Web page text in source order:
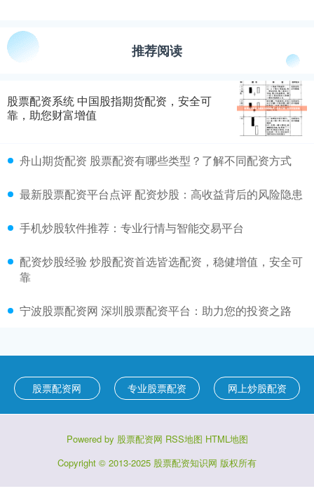
推荐阅读
股票配资系统 中国股指期货配资，安全可
靠，助您财富增值
舟山期货配资 股票配资有哪些类型？了解不同配资方式
最新股票配资平台点评 配资炒股：高收益背后的风险隐患
手机炒股软件推荐：专业行情与智能交易平台
配资炒股经验 炒股配资首选皆选配资，稳健增值，安全可
靠
宁波股票配资网 深圳股票配资平台：助力您的投资之路
股票配资网 专业股票配资 网上炒股配资
Powered by 股票配资网 RSS地图 HTML地图
Copyright © 2013-2025 股票配资知识网 版权所有